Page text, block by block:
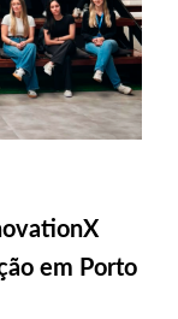
em Porto